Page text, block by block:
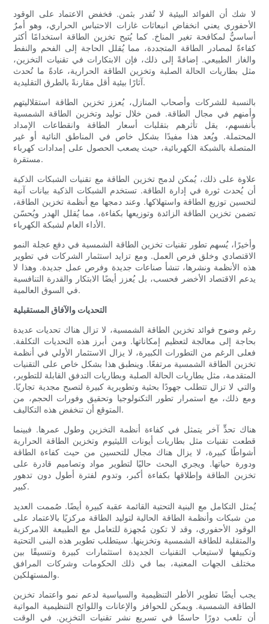
لا شك أن الفوائد البيئية لا تُقدر بثمن. فخفض الاعتماد على الوقود
الأحفوري يعني انخفاض انبعاثات غازات الاحتباس الحراري، وهو أمرٌ
أساسيٌّ لمكافحة تغير المناخ. كما يُتيح تخزين الطاقة استخدامًا أكثر
كفاءةً لمصادر الطاقة المتجددة، مما يُقلل الحاجة إلى الفحم والنفط
والغاز الطبيعي. إضافةً إلى ذلك، فإن الابتكارات في تقنيات التخزين،
مثل بطاريات الحالة الصلبة وتخزين الطاقة الحرارية، عادةً ما تُحدث
آثارًا بيئية أقل مقارنةً بالطرق التقليدية.
بالنسبة للشركات وأصحاب المنازل، يُعزز تخزين الطاقة استقلاليتهم
وأمنهم في مجال الطاقة. فمن خلال توليد وتخزين الطاقة الشمسية
بأنفسهم، يقل تأثرهم بتقلبات أسعار الطاقة وانقطاعات الإمداد
المحتملة. ويُعد هذا مفيدًا بشكل خاص في المناطق النائية أو غير
المتصلة بالشبكة الكهربائية، حيث يصعب الحصول على إمدادات كهرباء
مستقرة.
علاوة على ذلك، يُمكن لدمج تخزين الطاقة مع تقنيات الشبكات الذكية
أن يُحدث ثورة في إدارة الطاقة. تستخدم الشبكات الذكية بيانات آنية
لتحسين توزيع الطاقة واستهلاكها. وعند دمجها مع أنظمة تخزين الطاقة،
تضمن تخزين الطاقة الزائدة وتوزيعها بكفاءة، مما يُقلل الهدر ويُحسّن
الأداء العام لشبكة الكهرباء.
وأخيرًا، يُسهم تطور تقنيات تخزين الطاقة الشمسية في دفع عجلة النمو
الاقتصادي وخلق فرص العمل. ومع تزايد استثمار الشركات في تطوير
هذه الأنظمة ونشرها، تنشأ صناعات جديدة وفرص عمل جديدة. وهذا لا
يدعم الاقتصاد الأخضر فحسب، بل يُعزز أيضًا الابتكار والقدرة التنافسية
في السوق العالمية.
التحديات والآفاق المستقبلية
رغم وضوح فوائد تخزين الطاقة الشمسية، لا تزال هناك تحديات عديدة
بحاجة إلى معالجة لتعظيم إمكاناتها. ومن أبرز هذه التحديات التكلفة.
فعلى الرغم من التطورات الكبيرة، لا يزال الاستثمار الأولي في أنظمة
تخزين الطاقة الشمسية مرتفعًا. وينطبق هذا بشكل خاص على التقنيات
المتقدمة، مثل بطاريات الحالة الصلبة وبطاريات التدفق القابلة للتطوير،
والتي لا تزال تتطلب جهودًا بحثية وتطويرية كبيرة لتصبح مجدية تجاريًا.
ومع ذلك، مع استمرار تطور التكنولوجيا وتحقيق وفورات الحجم، من
المتوقع أن تنخفض هذه التكاليف.
هناك تحدٍّ آخر يتمثل في كفاءة أنظمة التخزين وطول عمرها. فبينما
قطعت تقنيات مثل بطاريات أيونات الليثيوم وتخزين الطاقة الحرارية
أشواطًا كبيرة، لا يزال هناك مجال للتحسين من حيث كفاءة الطاقة
ودورة حياتها. ويجري البحث حاليًا لتطوير مواد وتصاميم قادرة على
تخزين الطاقة وإطلاقها بكفاءة أكبر، وتدوم لفترة أطول دون تدهور
كبير.
يُمثل التكامل مع البنية التحتية القائمة عقبة كبيرة أيضًا. صُممت العديد
من شبكات وأنظمة الطاقة الحالية لتوليد الطاقة مركزيًا بالاعتماد على
الوقود الأحفوري، وقد لا تكون مُجهزة للتعامل مع الطبيعة اللامركزية
والمتقلبة للطاقة الشمسية وتخزينها. سيتطلب تطوير هذه البنى التحتية
وتكييفها لاستيعاب التقنيات الجديدة استثمارات كبيرة وتنسيقًا بين
مختلف الجهات المعنية، بما في ذلك الحكومات وشركات المرافق
والمستهلكين.
يجب أيضًا تطوير الأطر التنظيمية والسياسية لدعم نمو واعتماد تخزين
الطاقة الشمسية. ويمكن للحوافز والإعانات واللوائح التنظيمية المواتية
أن تلعب دورًا حاسمًا في تسريع نشر تقنيات التخزين. في الوقت